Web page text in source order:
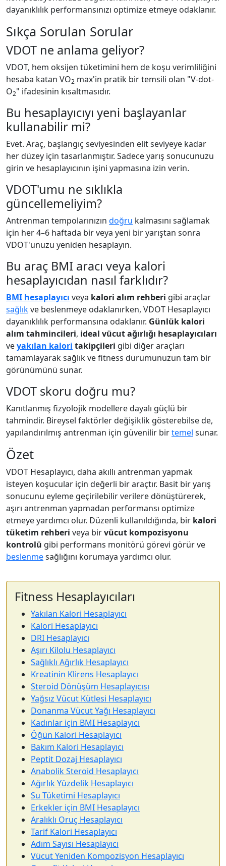
dayanıklılık performansınızı optimize etmeye odaklanır.
Sıkça Sorulan Sorular
VDOT ne anlama geliyor?
VDOT, hem oksijen tüketimini hem de koşu verimliliğini
hesaba katan VO2 max'in pratik bir temsili olan "V-dot-
O2" ifadesinin kısaltmasıdır.
Bu hesaplayıcıyı yeni başlayanlar
kullanabilir mi?
Evet. Araç, başlangıç seviyesinden elit seviyeye kadar
her düzey için tasarlanmıştır. Sadece yarış sonucunuzu
girin ve hesaplayıcının işini yapmasına izin verin.
VDOT'umu ne sıklıkla
güncellemeliyim?
Antrenman tempolarınızın doğru kalmasını sağlamak
için her 4–6 haftada bir veya yeni bir yarıştan sonra
VDOT'unuzu yeniden hesaplayın.
Bu araç BMI aracı veya kalori
hesaplayıcıdan nasıl farklıdır?
BMI hesaplayıcı veya kalori alım rehberi gibi araçlar
sağlıkve beslenmeye odaklanırken, VDOT Hesaplayıcı
dayanıklılık performansına odaklanır. Günlük kalori
alım tahmincileri, ideal vücut ağırlığı hesaplayıcıları
veyakılan kalori takipçileri gibi diğer araçları
tamamlayarak sağlık ve fitness durumunuzun tam bir
görünümünü sunar.
VDOT skoru doğru mu?
Kanıtlanmış fizyolojik modellere dayalı güçlü bir
tahmindir. Bireysel faktörler değişiklik gösterebilse de,
yapılandırılmış antrenman için güvenilir birtemel sunar.
Özet
VDOT Hesaplayıcı, daha akıllı antrenman yapmak
isteyen koşucular için değerli bir araçtır. Basit bir yarış
sonucunu eyleme geçirilebilir verilere dönüştürerek,
aşırı antrenman yapmadan performansı optimize
etmeye yardımcı olur. Düzenli kullanıldığında, bir kalori
tüketim rehberi veya birvücut kompozisyonu
kontrolü gibi performans monitörü görevi görür ve
beslenmesağlığını korumaya yardımcı olur.
Fitness Hesaplayıcıları
Yakılan Kalori Hesaplayıcı
Kalori Hesaplayıcı
DRI Hesaplayıcı
Aşırı Kilolu Hesaplayıcı
Sağlıklı Ağırlık Hesaplayıcı
Kreatinin Klirens Hesaplayıcı
Steroid Dönüşüm Hesaplayıcısı
Yağsız Vücut Kütlesi Hesaplayıcı
Donanma Vücut Yağı Hesaplayıcı
Kadınlar için BMI Hesaplayıcı
Öğün Kalori Hesaplayıcı
Bakım Kalori Hesaplayıcı
Peptit Dozaj Hesaplayıcı
Anabolik Steroid Hesaplayıcı
Ağırlık Yüzdelik Hesaplayıcı
Su Tüketimi Hesaplayıcı
Erkekler için BMI Hesaplayıcı
Aralıklı Oruç Hesaplayıcı
Tarif Kalori Hesaplayıcı
Adım Sayısı Hesaplayıcı
Vücut Yeniden Kompozisyon Hesaplayıcı